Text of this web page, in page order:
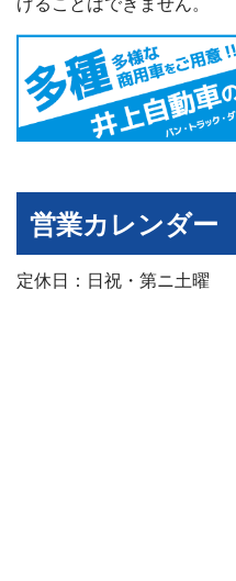
営業カレンダー
定休日：日祝・第ニ土曜